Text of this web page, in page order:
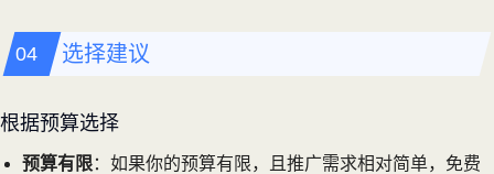
选择建议
根据预算选择
预算有限：如果你的预算有限，且推广需求相对简单，免费